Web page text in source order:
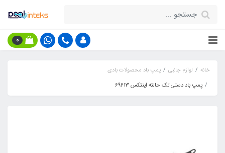
0
خانه لوازم جانبی
پمپ باد محصولات بادی
پمپ باد دستی تک حالته اینتکس 69613